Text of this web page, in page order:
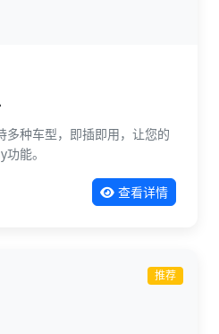
种车型，即插即用，让您的
能。
查看详情
推荐